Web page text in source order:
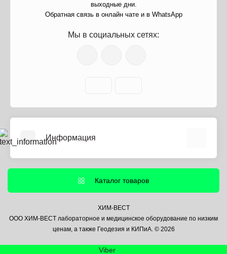
выходные дни.
Обратная связь в онлайн чате и в WhatsApp
Мы в социальных сетях:
Информация
Информация о доставке
Политика безопасности
Контакты
Каталог товаров
ХИМ-ВЕСТ
ООО ХИМ-ВЕСТ лабораторное и медицинское оборудование по низким
ценам, а также Геодезия и КИПиА. © 2026
Viber